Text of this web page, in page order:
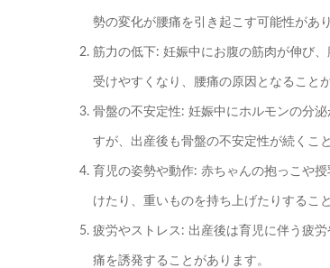
勢の変化が腰痛を引き起こす可能性があり
筋力の低下: 妊娠中にお腹の筋肉が伸び
受けやすくなり、腰痛の原因となること
骨盤の不安定性: 妊娠中にホルモンの分
すが、出産後も骨盤の不安定性が続くこ
育児の姿勢や動作: 赤ちゃんの抱っこや
けたり、重いものを持ち上げたりするこ
疲労やストレス: 出産後は育児に伴う疲
痛を誘発することがあります。